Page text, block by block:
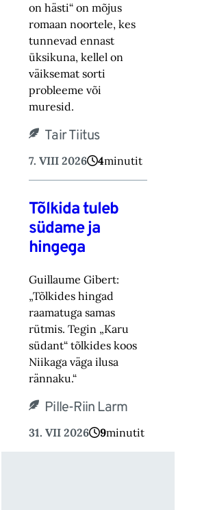
on hästi“ on mõjus
romaan noortele, kes
tunnevad ennast
üksikuna, ‎kellel on
väiksemat sorti
probleeme või
muresid.‎
Tair Tiitus
7. VIII 2026 4minutit
Tõlkida tuleb
südame ja
hingega
Guillaume Gibert:
„Tõlkides hingad
raamatuga samas
rütmis. Tegin „Karu
südant“ tõlkides koos
Niikaga väga ilusa
rännaku.“
Pille-Riin Larm
31. VII 2026 9minutit